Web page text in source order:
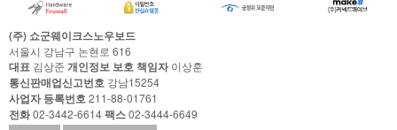
(주) 쇼군웨이크스노우보드
서울시 강남구 논현로 616
대표 김상준 개인정보 보호 책임자이상훈
통신판매업신고번호 강남15254
사업자 등록번호211-88-01761
전화02-3442-6614팩스02-3444-6649